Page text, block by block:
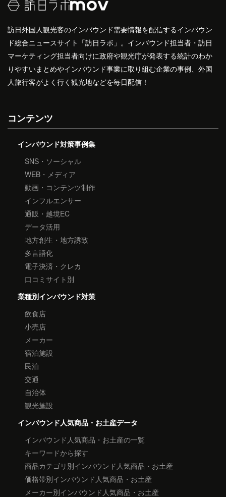
訪日外国人観光客のインバウンド需要情報を配信するインバウン
ド総合ニュースサイト「訪日ラボ」。インバウンド担当者・訪日
マーケティング担当者向けに政府や観光庁が発表する統計のわか
りやすいまとめやインバウンド事業に取り組む企業の事例、外国
人旅行客がよく行く観光地などを毎日配信！
コンテンツ
インバウンド対策事例集
SNS・ソーシャル
WEB・メディア
動画・コンテンツ制作
インフルエンサー
通販・越境EC
データ活用
地方創生・地方誘致
多言語化
電子決済・クレカ
口コミサイト別
業種別インバウンド対策
飲食店
小売店
メーカー
宿泊施設
民泊
交通
自治体
観光施設
インバウンド人気商品・お土産データ
インバウンド人気商品・お土産の一覧
キーワードから探す
商品カテゴリ別インバウンド人気商品・お土産
価格帯別インバウンド人気商品・お土産
メーカー別インバウンド人気商品・お土産